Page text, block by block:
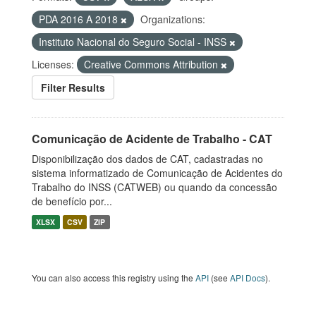
PDA 2016 A 2018
Organizations:
Instituto Nacional do Seguro Social - INSS
Licenses:
Creative Commons Attribution
Filter Results
Comunicação de Acidente de Trabalho - CAT
Disponibilização dos dados de CAT, cadastradas no
sistema informatizado de Comunicação de Acidentes do
Trabalho do INSS (CATWEB) ou quando da concessão
de benefício por...
XLSX CSV ZIP
You can also access this registry using the API (see API Docs).